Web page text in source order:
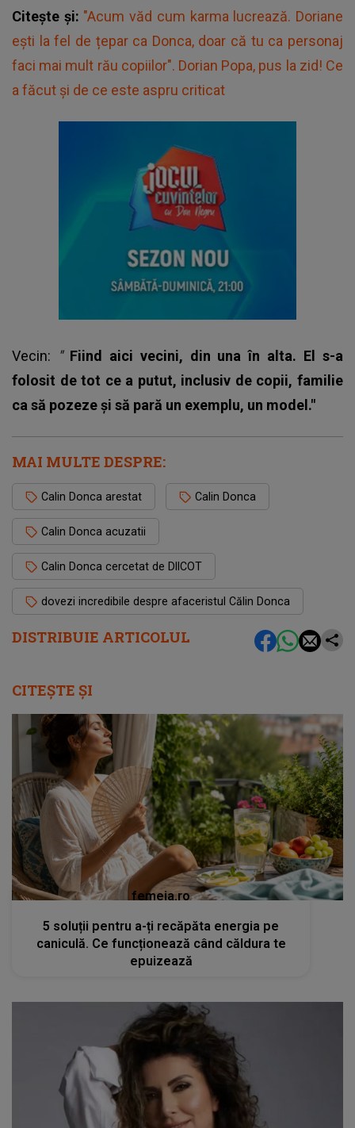
DISTRIBUIE ARTICOLUL
Citește și: "Acum văd cum karma lucrează. Doriane
ești la fel de țepar ca Donca, doar că tu ca personaj
faci mai mult rău copiilor". Dorian Popa, pus la zid! Ce
a făcut și de ce este aspru criticat
Vecin: " Fiind aici vecini, din una în alta. El s-a
folosit de tot ce a putut, inclusiv de copii, familie
ca să pozeze şi să pară un exemplu, un model."
MAI MULTE DESPRE:
Calin Donca arestat Calin Donca
Calin Donca acuzatii
Calin Donca cercetat de DIICOT
dovezi incredibile despre afaceristul Călin Donca
CITEȘTE ȘI
femeia.ro
5 soluții pentru a-ți recăpăta energia pe
caniculă. Ce funcționează când căldura te
epuizează